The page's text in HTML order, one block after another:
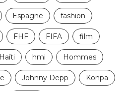
Espagne fashion
FHF FIFA film
Haïti hmi Hommes
Johnny Depp Konpa